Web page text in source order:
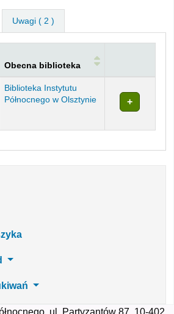
Uwagi ( 2 )
Obecna biblioteka
Biblioteka Instytutu
Północnego w Olsztynie
ul. Partyzantów 87, 10-402